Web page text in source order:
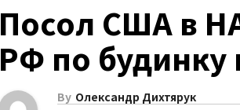
Посол США в
РФ по будинку
By Олександр Дихтярук